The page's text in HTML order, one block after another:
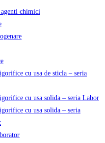
chimici
cu usa de sticla – seria
cu usa solida – seria Labor
cu usa solida – seria